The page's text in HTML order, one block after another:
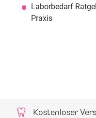
Laborbedarf
Praxis
Kostenloser